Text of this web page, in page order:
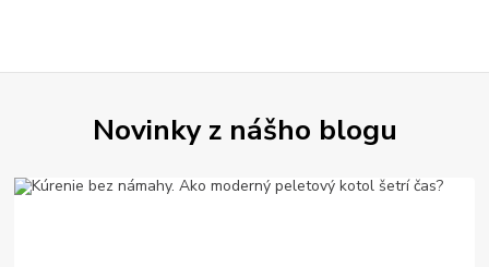
Novinky z nášho blogu